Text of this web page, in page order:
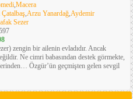
,Macera
,Arzu Yanardağ,Aydemir
Sezer
zengin bir ailenin evladıdır. Ancak
Ne cimri babasından destek görmekte,
Özgür’ün geçmişten gelen sevgil